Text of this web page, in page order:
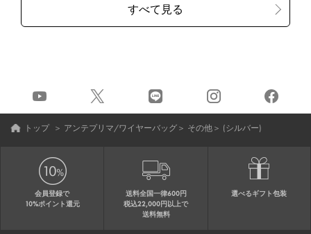
トップ ＞ アンテプリマ/ワイヤーバッグ＞ その他＞ (シルバー)
会員登録で
10%ポイント還元
送料全国一律600円
税込22,000円以上で
送料無料
選べるギフト包装